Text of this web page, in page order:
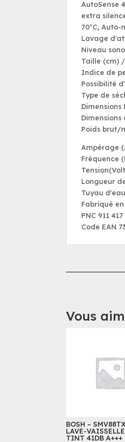
AutoSense
extra
70°C,
Lavage
Niveau
Taille (cm)
Indice de
Possibilité
Type de
Dimensions
Dimensions
Poids brut/
Ampérage
Fréquence
Longueur
Tuyau
Fabriqué
PNC 911 417
Code EAN
Vous
BOSH –
LAVE-
TINT 41DB